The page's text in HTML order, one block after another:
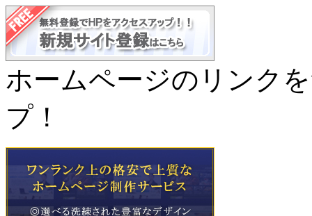
ホームページのリンク
プ！